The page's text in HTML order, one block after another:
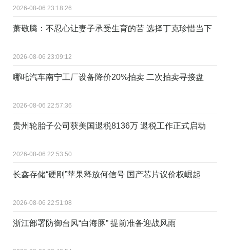
2026-08-06 23:18:26
萧敬腾：不忍心让妻子承受生育的苦 选择丁克珍惜当下
2026-08-06 23:09:12
哪吒汽车南宁工厂设备降价20%拍卖 二次拍卖寻接盘
2026-08-06 22:57:36
贵州轮胎子公司获美国退税8136万 退税工作正式启动
2026-08-06 22:53:50
长鑫存储“硬刚”苹果释放何信号 国产芯片议价权崛起
2026-08-06 22:51:08
浙江部署防御台风“白海豚” 提前准备迎战风雨